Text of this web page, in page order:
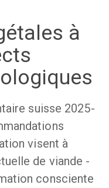
à
suisse 2025-
visent à
de viande -
consciente